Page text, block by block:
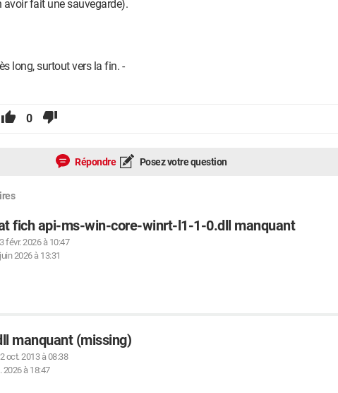
avoir fait une sauvegarde).
long, surtout vers la fin. -
0
Répondre Posez votre question
fich api-ms-win-core-winrt-l1-1-0.dll manquant
févr. 2026 à 10:47
2026 à 13:31
manquant (missing)
oct. 2013 à 08:38
2026 à 18:47